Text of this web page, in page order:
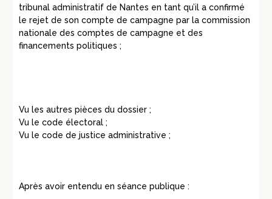
tribunal administratif de Nantes en tant qu’il a confirmé
le rejet de son compte de campagne par la commission
nationale des comptes de campagne et des
financements politiques ;
Vu les autres pièces du dossier ;
Vu le code électoral ;
Vu le code de justice administrative ;
Après avoir entendu en séance publique :